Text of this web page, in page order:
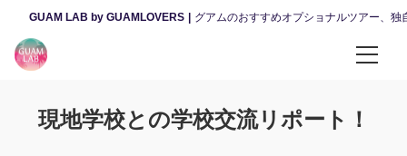
GUAM LAB by GUAMLOVERS グアムのおすすめオプショナルツアー、
昼のツアー
現地学校との学校交流リポート！